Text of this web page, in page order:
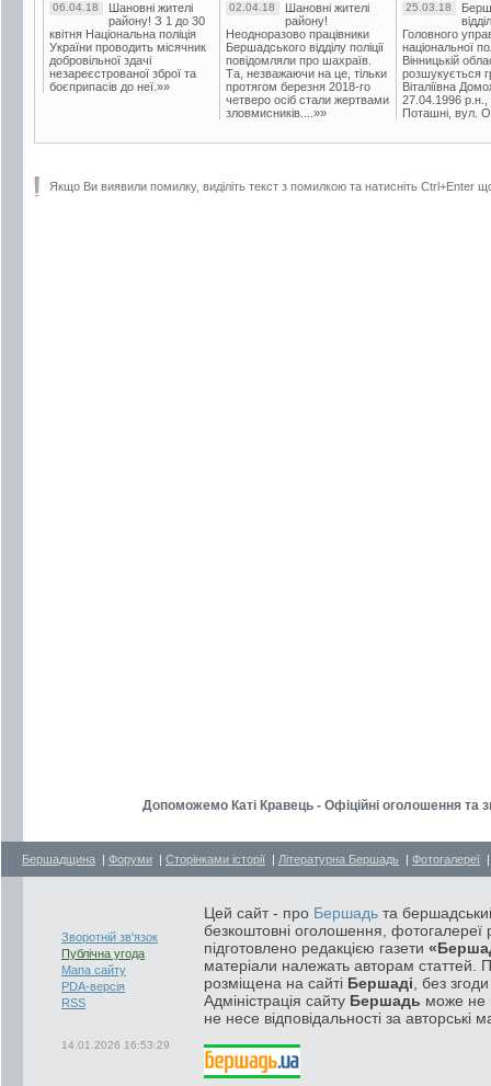
06.04.18
Шановні жителі
району! З 1 до 30
квітня Національна поліція
України проводить місячник
добровільної здачі
незареєстрованої зброї та
боєприпасів до неї.»»
02.04.18
Шановні жителі
району!
Неодноразово працівники
Бершадського відділу поліції
повідомляли про шахраїв.
Та, незважаючи на це, тільки
протягом березня 2018-го
четверо осіб стали жертвами
зловмисників....»»
25.03.18
Головного
національної
Вінницькій
розшукується
Віталіївна
27.04.1996 р.н.,
Поташні, вул.
Якщо Ви виявили помилку, виділіть текст з помилкою та натисніть Ctrl+Enter
Допоможемо Каті Кравець - Офіційні оголошення та
Бершадщина | Форуми | Сторінками історії | Літературна Бершадь | Фотогалереї
Зворотній зв'язок
Публічна угода
Мапа сайту
PDA-версія
RSS
14.01.2026 16:53:29
Цей сайт - про Бершадь та
безкоштовні оголошення, фотогалереї
підготовлено редакцією газети
матеріали належать авторам статтей.
розміщена на сайті Бершаді , без
Адміністрація сайту Бершадь може не
не несе відповідальності за авторські